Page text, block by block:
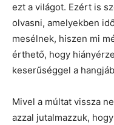
ezt a világot. Ezért is
olvasni, amelyekben
mesélnek, hiszen mi
érthető, hogy
keserűséggel a
Mivel a múltat vissza
azzal jutalmazzuk,